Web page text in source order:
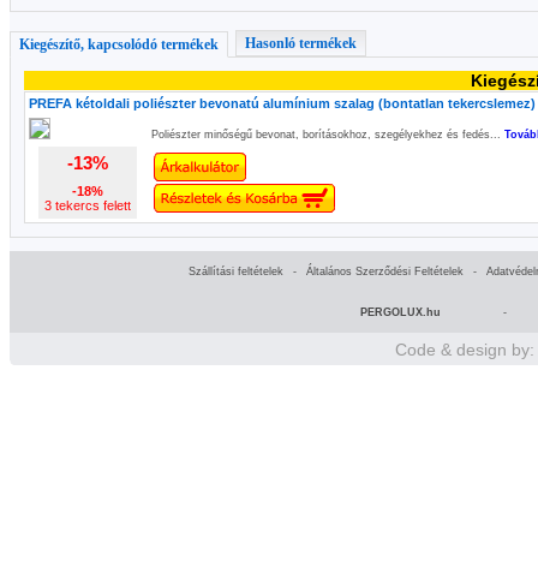
Kiegészítő, kapcsolódó termékek Hasonló termékek
PREFA kétoldali poliészter bevonatú alumínium szalag (bontatlan
Poliészter minőségű bevonat, borításokhoz, szegélyekhez és fedés...
-13%
-18%
3 tekercs felett
Szállítási feltételek - Általános Szerződési Feltételek -
PERGOLUX.hu -
Code & design by: